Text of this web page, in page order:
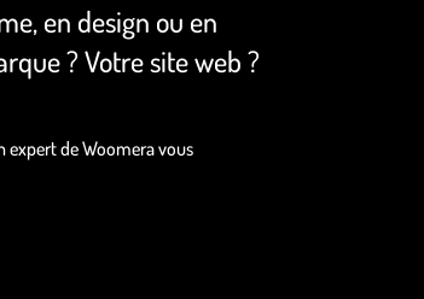
en design ou en
? Votre site web ?
expert de Woomera vous